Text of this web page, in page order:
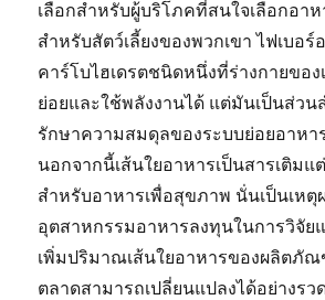
เลือกสำหรับผู้บริโภคที่สนใจเลือกอา
สำหรับสัตว์เลี้ยงของพวกเขา ไฟเบอร์
คาร์โบไฮเดรตชนิดหนึ่งที่ร่างกายของ
ย่อยและใช้พลังงานได้ แต่มันเป็นส่ว
รักษาความสมดุลของระบบย่อยอาหา
นอกจากนี้เส้นใยอาหารเป็นสารเติมแ
สำหรับอาหารเพื่อสุขภาพ นั่นเป็นเหตุ
อุตสาหกรรมอาหารลงทุนในการวิจัย
เพิ่มปริมาณเส้นใยอาหารของผลิตภั
ตลาดสามารถเปลี่ยนแปลงได้อย่างร